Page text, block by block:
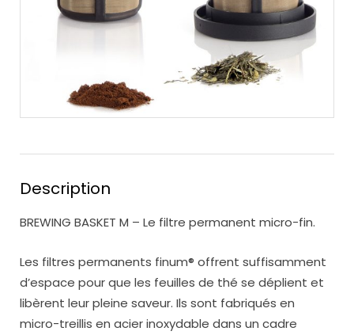
Description
BREWING BASKET M – Le filtre permanent micro-fin.
Les filtres permanents finum® offrent suffisamment
d’espace pour que les feuilles de thé se déplient et
libèrent leur pleine saveur. Ils sont fabriqués en
micro-treillis en acier inoxydable dans un cadre